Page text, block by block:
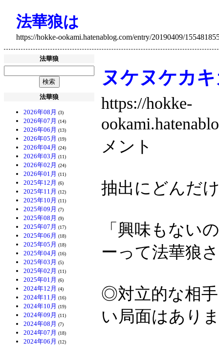
法華狼は
https://hokke-ookami.hatenablog.com/entry/20190409/
法華狼
法華狼
2026年08月 (3)
2026年07月 (14)
2026年06月 (13)
2026年05月 (19)
2026年04月 (24)
2026年03月 (11)
2026年02月 (24)
2026年01月 (11)
2025年12月 (6)
2025年11月 (12)
2025年10月 (11)
2025年09月 (7)
2025年08月 (9)
2025年07月 (17)
2025年06月 (18)
2025年05月 (18)
2025年04月 (16)
2025年03月 (5)
2025年02月 (11)
2025年01月 (6)
2024年12月 (4)
2024年11月 (16)
2024年10月 (19)
2024年09月 (11)
2024年08月 (7)
2024年07月 (18)
2024年06月 (12)
ヌケヌケカ
https://hokke-
メント
抽出にどんだ
「興味もない
ーって法華狼
◎対立的な相
い局面はあり